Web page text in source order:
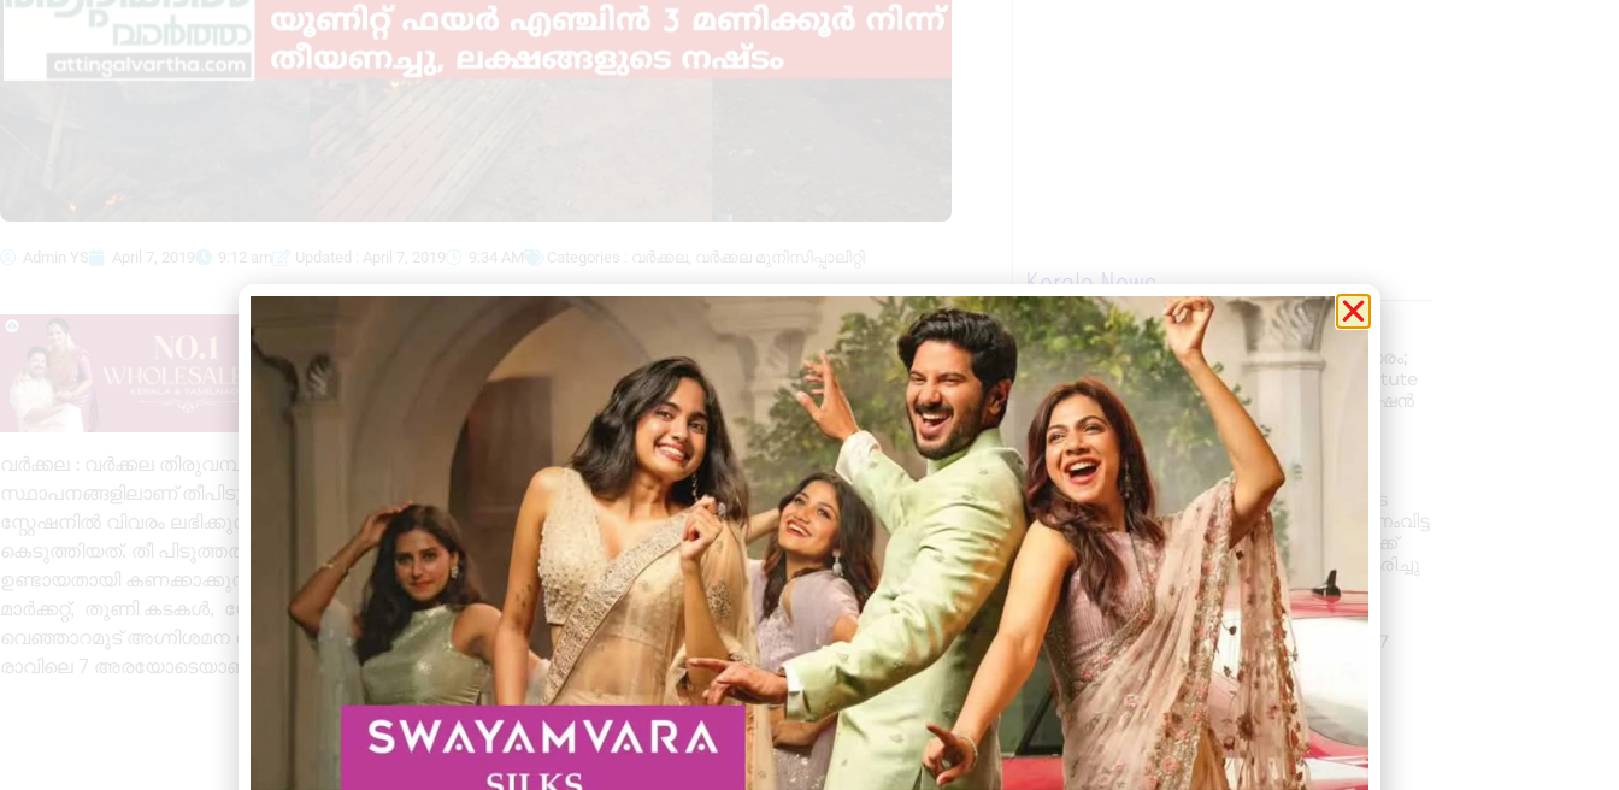
Admin YS April 7, 2019 9:12 am Updated : April 7, 2019 9:34 AM Categories : വർക്കല, വർക്കല മുനിസിപ്പാലിറ്റി
വർക്കല : വർക്കല തിരുവമ്പാടിക്ക് സമീപം വൻ തീപിടുത്തം ഉണ്ടായി. കടൽ തീരത്തെകച്ചവട
സ്ഥാപനങ്ങളിലാണ് തീപിടുത്തം ഉണ്ടായത്. ഞായറാഴ്ച പുലർച്ചെ 4:20 ഓടെയാണ് വർക്കല ഫയർ
സ്റ്റേഷനിൽ വിവരം ലഭിക്കുന്നത്. മൂന്ന് മണിക്കൂറോളം 10 യൂണിറ്റ് ഫയർ എഞ്ചിൻ പണിപ്പെട്ടാണ് തീ
കെടുത്തിയത്. തീ പിടുത്തത്തിൽ ആളപായമൊന്നും റിപ്പോർട്ട്‌ ചെയ്തിട്ടില്ല. എന്നാൽ ലക്ഷങ്ങളുടെ നാശം
ഉണ്ടായതായി കണക്കാക്കുന്നു.ഏഴോളം കടകൾ ആണ് കത്തി നശിച്ചത് ഒരു റസ്റ്റോറന്റ് 2 മിനി സൂപ്പർ
മാർക്കറ്റ്, തുണി കടകൾ, യോഗാ സെന്റർ എന്നിവയാണ് കത്തിനശിച്ചത്. വർക്കല, ആറ്റിങ്ങൽ, പരവൂർ,
വെഞ്ഞാറമൂട് അഗ്നിശമന നിലയങ്ങളിലെ 10 യൂണിറ്റ് ഫയർഎൻഞ്ചിനുകളാണ് തീയണയ്ക്കാൻ എത്തിയത്.
രാവിലെ 7 അരയോടെയാണ് തീ പൂർണമായും കെടുത്തിയത്. തീപിടിക്കാൻ ഉണ്ടായ കാരണം വ്യക്തമല്ല.
Kerala News
പ്രൊഫഷണൽ
അക്കൗണ്ടന്റാകാൻ അവസരം;
കിലിമാനൂരിൽ Elixer Institute
Of Accounting-ൽ അഡ്മിഷൻ
ആരംഭിച്ചു
August 6, 20263:37 pm
വാഹനം ഓടിക്കുന്നതിനിടെ
ഹൃദയാഘാതം; നിയന്ത്രണംവിട്ട
സ്കൂൾ ബസ് കെട്ടിടത്തിലേക്ക്
ഇടിച്ചുകയറി, ഡ്രൈവർ മരിച്ചു
August 5, 20267:39 pm
കനത്ത മഴ: ജില്ലയിൽ 1.77
കോടിയുടെ കൃഷിനാശം
August 5, 2026 11:34 am
« Previous Next »